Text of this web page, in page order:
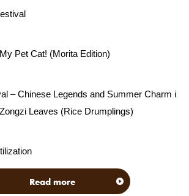
Pet Cat! (Morita Edition)
– Chinese Legends and Summer Charm i
Leaves (Rice Drumplings)
Read more